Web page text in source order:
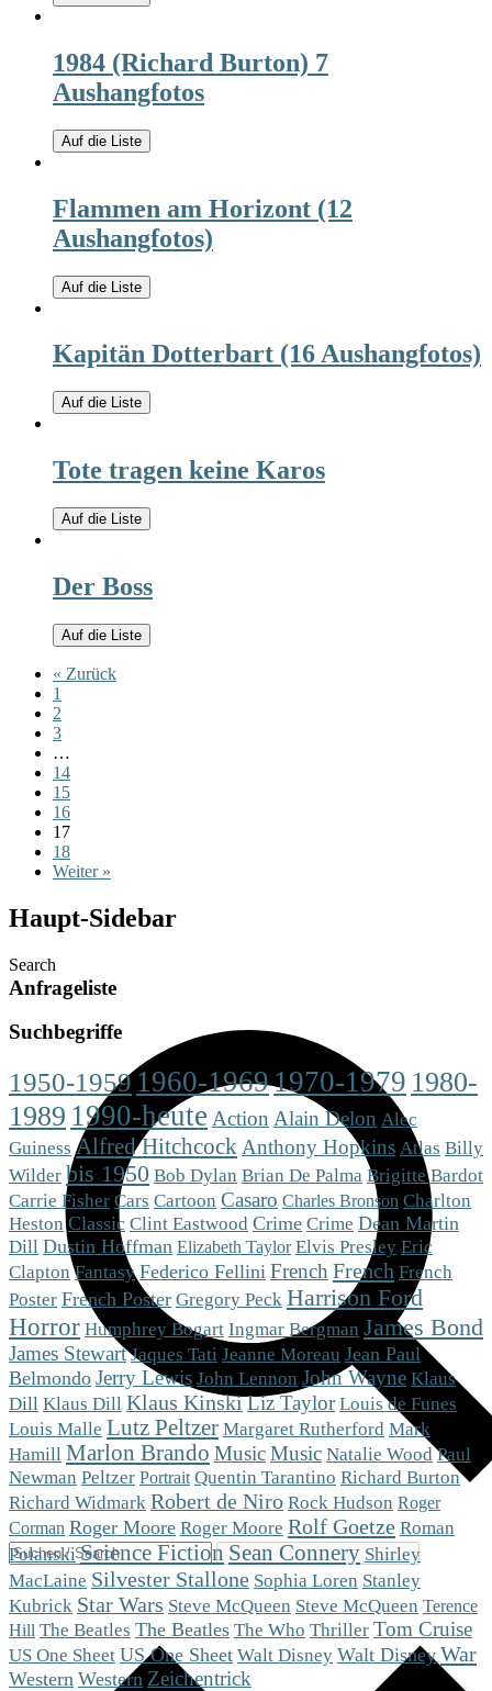
1984 (Richard Burton) 7
Aushangfotos
Auf die Liste
Flammen am Horizont (12
Aushangfotos)
Auf die Liste
Kapitän Dotterbart (16 Aushangfotos)
Auf die Liste
Tote tragen keine Karos
Auf die Liste
Der Boss
Auf die Liste
« Zurück
1
2
3
…
14
15
16
17
18
Weiter »
Haupt-Sidebar
Search
Anfrageliste
Suchbegriffe
1950-1959 1960-19691970-1979 1980-
1989 1990-heute Action Alain Delon Alec
Guiness Alfred Hitchcock Anthony Hopkins Atlas Billy
Wilder bis 1950 Bob Dylan Brian De Palma Brigitte Bardot
Carrie Fisher Cars Cartoon Casaro Charles Bronson Charlton
Heston Classic Clint Eastwood Crime Crime Dean Martin
Dill Dustin Hoffman Elizabeth Taylor Elvis Presley Eric
Clapton Fantasy Federico Fellini French French French
Poster French Poster Gregory Peck Harrison Ford
Horror Humphrey Bogart Ingmar Bergman James Bond
James Stewart Jaques Tati Jeanne Moreau Jean Paul
Belmondo Jerry Lewis John Lennon John Wayne Klaus
Dill Klaus Dill Klaus KinskiLiz Taylor Louis de Funes
Louis Malle Lutz Peltzer Margaret Rutherford Mark
Hamill Marlon Brando MusicMusic Natalie Wood Paul
Newman Peltzer Portrait Quentin Tarantino Richard Burton
Richard Widmark Robert de Niro Rock Hudson Roger
Corman Roger Moore Roger Moore Rolf Goetze Roman
Polanski Science Fiction Sean Connery Shirley
MacLaine Silvester Stallone Sophia Loren Stanley
Kubrick Star Wars Steve McQueen Steve McQueen Terence
Hill The Beatles The Beatles The Who Thriller Tom Cruise
US One Sheet US One Sheet Walt Disney Walt Disney War
Western Western Zeichentrick